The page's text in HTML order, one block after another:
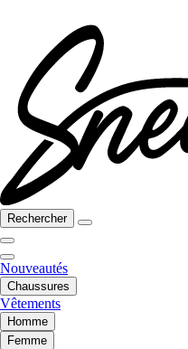
Rechercher
Nouveautés
Chaussures
Vêtements
Homme
Femme